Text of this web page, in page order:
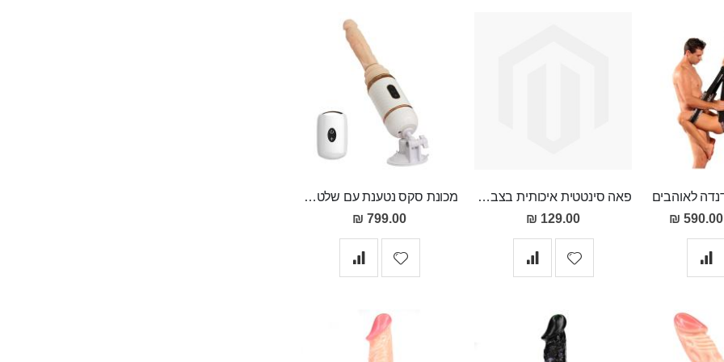
לאוהבים
מחיר
מבצע
590.00 ₪
פאה סינטטית איכותית בצבע שקד בהיר
129.00 ₪
מכונת סקס נטענת עם שלט ועם פונקצית חימום, קומפקטית ודסקרטית Cyclone Fire
799.00 ₪